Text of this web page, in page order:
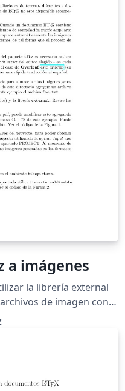
a imágenes
la librería external
de imagen con
tikzpicture, en